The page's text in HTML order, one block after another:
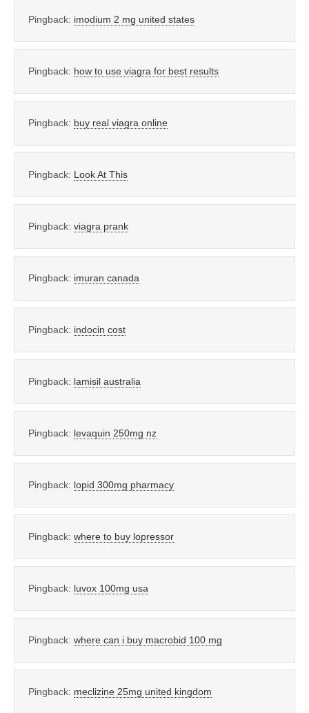
Pingback: imodium 2 mg united states
Pingback: how to use viagra for best results
Pingback: buy real viagra online
Pingback: Look At This
Pingback: viagra prank
Pingback: imuran canada
Pingback: indocin cost
Pingback: lamisil australia
Pingback: levaquin 250mg nz
Pingback: lopid 300mg pharmacy
Pingback: where to buy lopressor
Pingback: luvox 100mg usa
Pingback: where can i buy macrobid 100 mg
Pingback: meclizine 25mg united kingdom